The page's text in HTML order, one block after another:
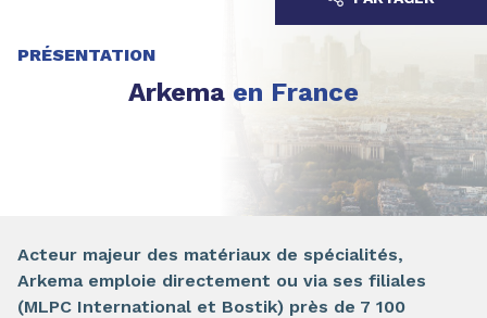
PRÉSENTATION
Arkema en France
Acteur majeur des matériaux de spécialités,
Arkema emploie directement ou via ses filiales
(MLPC International et Bostik) près de 7 100